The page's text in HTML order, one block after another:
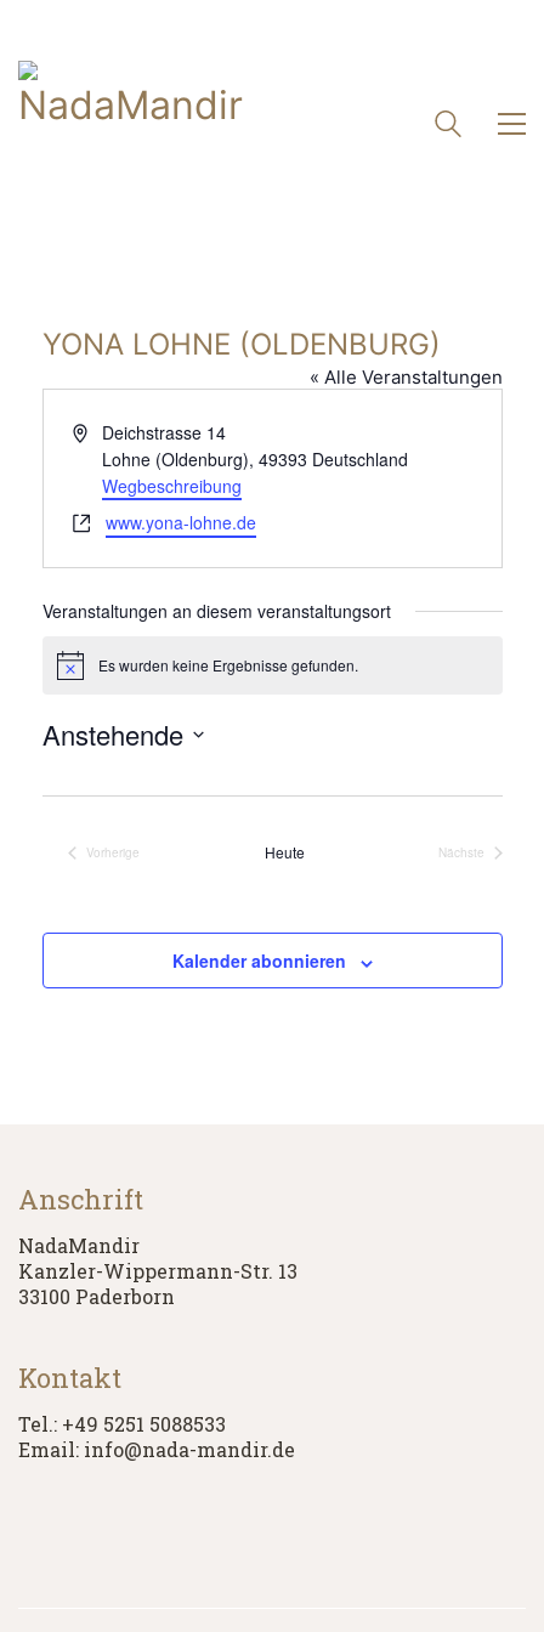
YONA LOHNE (OLDENBURG)
« Alle Veranstaltungen
AdresseDeichstrasse 14
Lohne (Oldenburg), 49393 Deutschland
Wegbeschreibung
Webseitewww.yona-lohne.de
Veranstaltungen an diesem veranstaltungsort
HinweisEs wurden keine Ergebnisse gefunden.
Anstehende
Vorherige
Heute
Nächste
Kalender abonnieren
Anschrift
NadaMandir
Kanzler-Wippermann-Str. 13
33100 Paderborn
Kontakt
Tel.: +49 5251 5088533
Email: info@nada-mandir.de